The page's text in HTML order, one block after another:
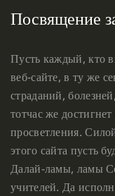
Посвящение
Пусть каждый, кто
веб-сайте, в ту же
страданий,
тотчас же
просветления.
этого сайта пусть
Далай-ламы, ламы
учителей. Да